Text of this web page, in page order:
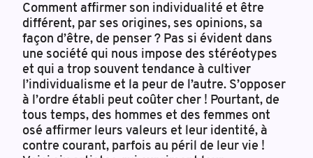
Comment affirmer son individualité et être
différent, par ses origines, ses opinions, sa
façon d’être, de penser ? Pas si évident dans
une société qui nous impose des stéréotypes
et qui a trop souvent tendance à cultiver
l’individualisme et la peur de l’autre. S’opposer
à l’ordre établi peut coûter cher ! Pourtant, de
tous temps, des hommes et des femmes ont
osé affirmer leurs valeurs et leur identité, à
contre courant, parfois au péril de leur vie !